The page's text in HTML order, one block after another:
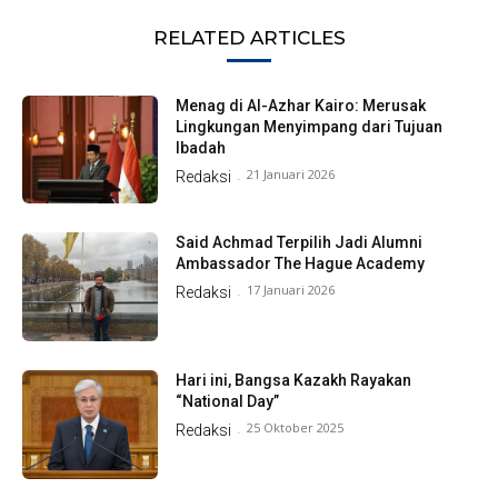
RELATED ARTICLES
Menag di Al-Azhar Kairo: Merusak
Lingkungan Menyimpang dari Tujuan
Ibadah
Redaksi - 21 Januari 2026
Said Achmad Terpilih Jadi Alumni
Ambassador The Hague Academy
Redaksi - 17 Januari 2026
Hari ini, Bangsa Kazakh Rayakan
“National Day”
Redaksi - 25 Oktober 2025